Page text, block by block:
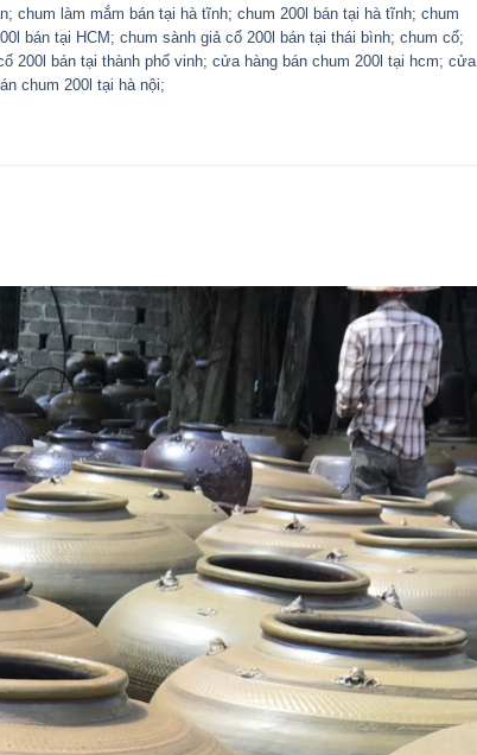
chum làm mắm bán tại hà tĩnh; chum 200l bán tại hà tĩnh; chum
bán tại HCM; chum sành giả cổ 200l bán tại thái bình; chum cổ;
200l bán tại thành phố vinh; cửa hàng bán chum 200l tại hcm; cửa
chum 200l tại hà nội;